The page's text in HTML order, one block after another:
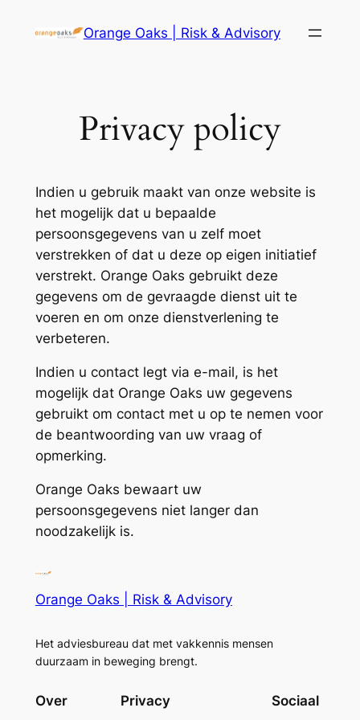
Orange Oaks | Risk & Advisory
Privacy policy
Indien u gebruik maakt van onze website is
het mogelijk dat u bepaalde
persoonsgegevens van u zelf moet
verstrekken of dat u deze op eigen initiatief
verstrekt. Orange Oaks gebruikt deze
gegevens om de gevraagde dienst uit te
voeren en om onze dienstverlening te
verbeteren.
Indien u contact legt via e-mail, is het
mogelijk dat Orange Oaks uw gegevens
gebruikt om contact met u op te nemen voor
de beantwoording van uw vraag of
opmerking.
Orange Oaks bewaart uw
persoonsgegevens niet langer dan
noodzakelijk is.
Orange Oaks | Risk & Advisory
Het adviesbureau dat met vakkennis mensen
duurzaam in beweging brengt.
Over Privacy Sociaal